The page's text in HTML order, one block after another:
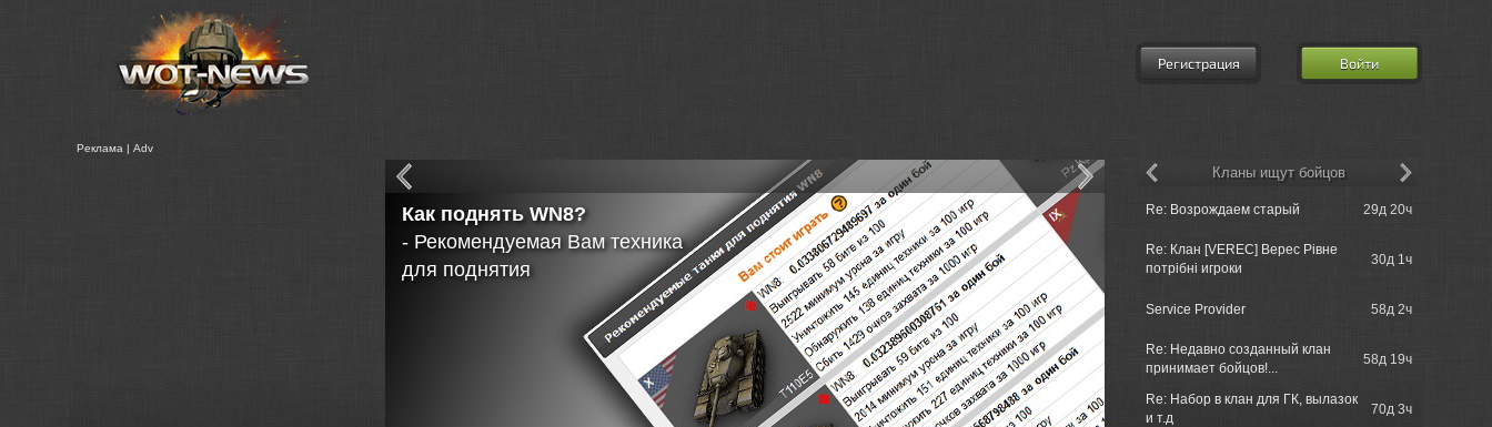
Регистрация Войти
Реклама | Adv
Неофициальная
Статистика серверов
Re: Возрождаем старый 29д 20ч
Re: Клан [VEREC] Верес Рівне
потрібні игроки
30д 1ч
Service Provider 58д 2ч
Re: Недавно созданный клан
принимает бойцов!...
58д 19ч
Re: Набор в клан для ГК, вылазок
и т.д
70д 3ч
Кланы ищут бойцов